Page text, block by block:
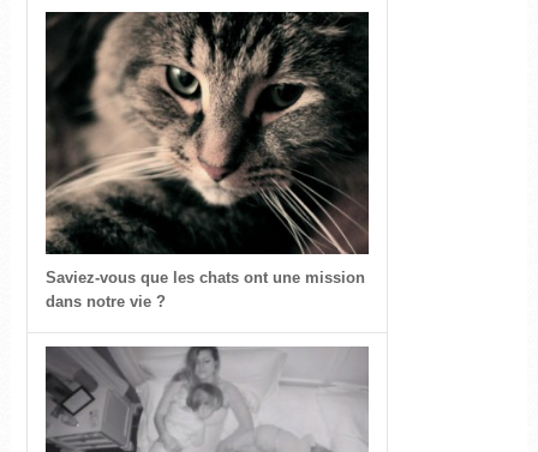
Saviez-vous que les chats ont une mission
dans notre vie ?